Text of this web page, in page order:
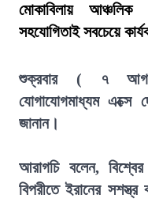
মোকাবিলায়
সহযোগিতাই সবচেয়ে
শুক্রবার ( ৭ আগস্ট)
যোগাযোগমাধ্যম
জানান।
আরাগচি বলেন,
বিপরীতে ইরানের